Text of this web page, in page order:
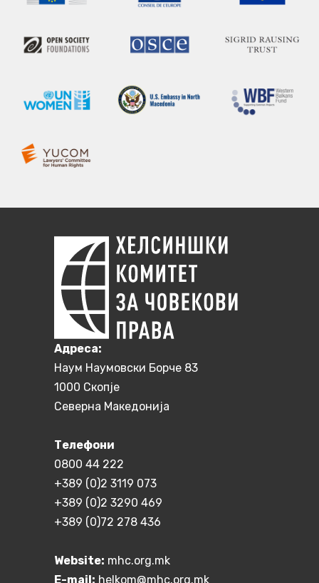
Aдреса:
Наум Наумовски Борче 83
1000 Скопје
Северна Македонија
Телефони
0800 44 222
+389 (0)2 3119 073
+389 (0)2 3290 469
+389 (0)72 278 436
Website: mhc.org.mk
E-mail: helkom@mhc.org.mk